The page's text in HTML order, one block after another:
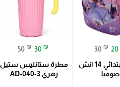
30 ₪ 20
شنط ابتدائي 14 انش
صوفيا
50 ₪ 30 ₪
مطرة ستانليس ستيل
زهري AD-040-3